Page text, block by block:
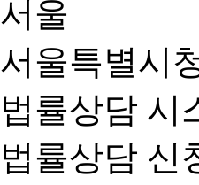
서울특별시
법률상담 시
법률상담 신